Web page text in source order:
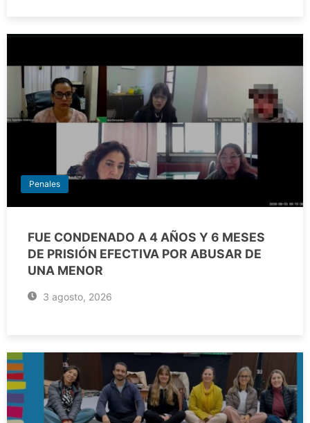
Penales
FUE CONDENADO A 4 AÑOS Y 6 MESES
DE PRISIÓN EFECTIVA POR ABUSAR DE
UNA MENOR
3 agosto, 2026